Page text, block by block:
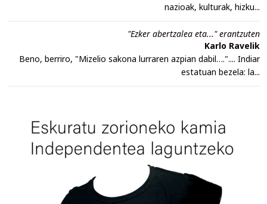
nazioak, kulturak, hizku...
"Ezker abertzalea eta..." erantzuten
Karlo Ravelik
Beno, berriro, "Mizelio sakona lurraren azpian dabil….".... Indiar
estatuan bezela: la...